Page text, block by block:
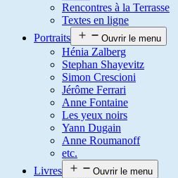
Rencontres à la Terrasse
Textes en ligne
Portraits
Ouvrir le menu
Hénia Zalberg
Stephan Shayevitz
Simon Crescioni
Jérôme Ferrari
Anne Fontaine
Les yeux noirs
Yann Dugain
Anne Roumanoff
etc.
Livres
Ouvrir le menu